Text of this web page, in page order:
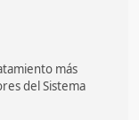
más
del Sistema